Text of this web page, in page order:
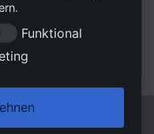
Funktional
GmbH